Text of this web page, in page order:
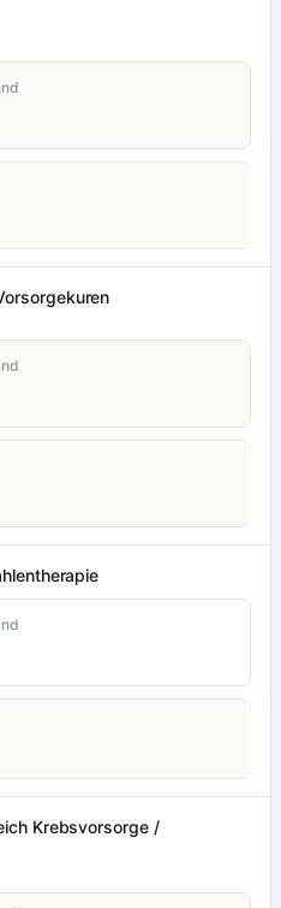
Krebsvorsorge /